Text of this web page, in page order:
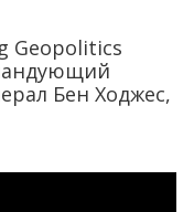
Geopolitics
Бен Ходжес,